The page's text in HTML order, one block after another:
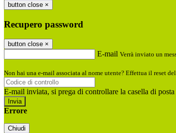
button close ×
Recupero password
button close ×
E-mail Verrà inviato un
Non hai una e-mail associata al nome utente? Effettua il reset
E-mail inviata, si prega di controllare la casella di
Errore
Chiudi